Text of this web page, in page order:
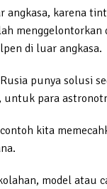
angkasa, karena
di luar angkasa.
punya solusi
untuk para
kita
model atau